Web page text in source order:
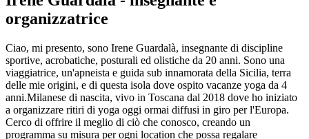
organizzatrice
Ciao, mi presento, sono Irene Guardalà, insegnante di discipline
sportive, acrobatiche, posturali ed olistiche da 20 anni. Sono una
viaggiatrice, un'apneista e guida sub innamorata della Sicilia, terra
delle mie origini, e di questa isola dove ospito vacanze yoga da 4
anni.Milanese di nascita, vivo in Toscana dal 2018 dove ho iniziato
a organizzare ritiri di yoga oggi ormai diffusi in giro per l'Europa.
Cerco di offrire il meglio di ciò che conosco, creando un
programma su misura per ogni location che possa regalare